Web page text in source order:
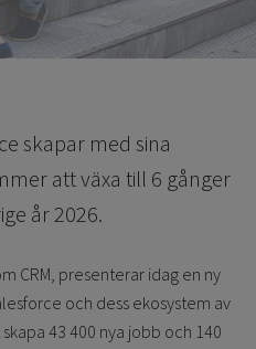
skapar med sina
att växa till 6 gånger
år 2026.
CRM, presenterar idag en ny
och dess ekosystem av
43 400 nya jobb och 140